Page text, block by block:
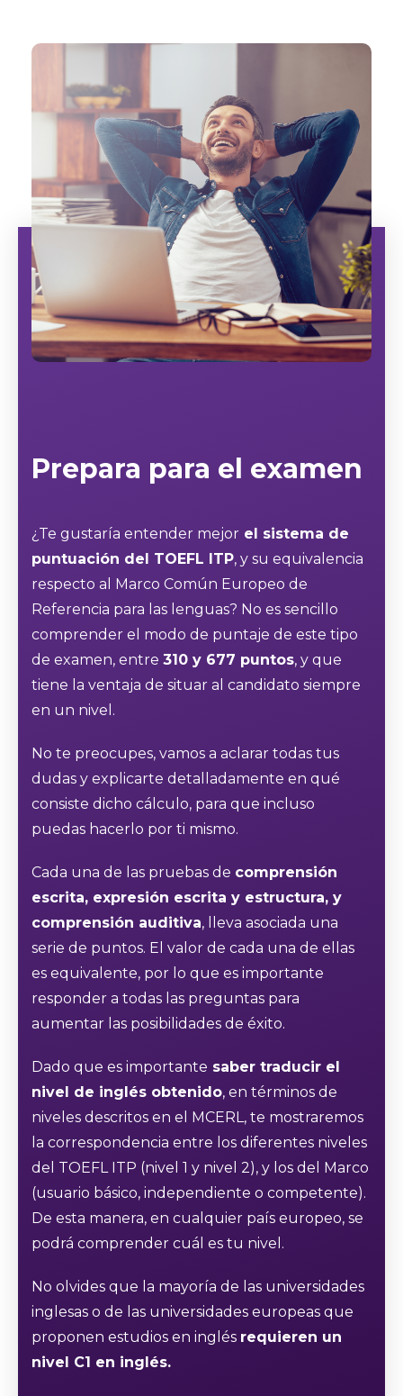
Prepara para el examen
¿Te gustaría entender mejor el sistema de
puntuación del TOEFL ITP, y su equivalencia
respecto al Marco Común Europeo de
Referencia para las lenguas? No es sencillo
comprender el modo de puntaje de este tipo
de examen, entre 310 y 677 puntos, y que
tiene la ventaja de situar al candidato siempre
en un nivel.
No te preocupes, vamos a aclarar todas tus
dudas y explicarte detalladamente en qué
consiste dicho cálculo, para que incluso
puedas hacerlo por ti mismo.
Cada una de las pruebas de comprensión
escrita, expresión escrita y estructura, y
comprensión auditiva, lleva asociada una
serie de puntos. El valor de cada una de ellas
es equivalente, por lo que es importante
responder a todas las preguntas para
aumentar las posibilidades de éxito.
Dado que es importante saber traducir el
nivel de inglés obtenido, en términos de
niveles descritos en el MCERL, te mostraremos
la correspondencia entre los diferentes niveles
del TOEFL ITP (nivel 1 y nivel 2), y los del Marco
(usuario básico, independiente o competente).
De esta manera, en cualquier país europeo, se
podrá comprender cuál es tu nivel.
No olvides que la mayoría de las universidades
inglesas o de las universidades europeas que
proponen estudios en inglés requieren un
nivel C1 en inglés.